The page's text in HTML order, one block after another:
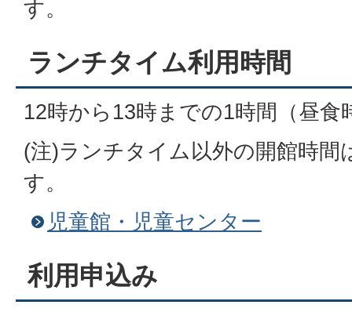
す。
ランチタイム利用時間
12時から13時までの1時間（昼食
(注)ランチタイム以外の開館時間
す。
児童館・児童センター
利用申込み